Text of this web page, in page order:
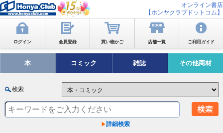
オンライン書店
【ホンヤクラブドットコム】
ログイン 会員登録 買い物かご 店舗一覧 ご利用ガイド
本 コミック 雑誌 その他商材
検索
詳細検索